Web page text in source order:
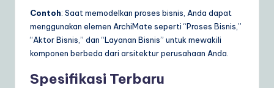
lu
ti
o
Contoh: Saat memodelkan proses bisnis, Anda dapat
menggunakan elemen ArchiMate seperti “Proses Bisnis,”
“Aktor Bisnis,” dan “Layanan Bisnis” untuk mewakili
komponen berbeda dari arsitektur perusahaan Anda.
Spesifikasi Terbaru